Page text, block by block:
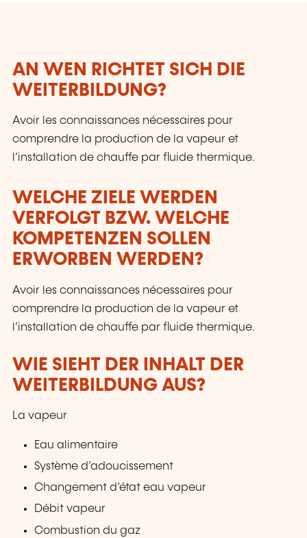
AN WEN RICHTET SICH DIE
WEITERBILDUNG?
Avoir les connaissances nécessaires pour
comprendre la production de la vapeur et
l’installation de chauffe par fluide thermique.
WELCHE ZIELE WERDEN
VERFOLGT BZW. WELCHE
KOMPETENZEN SOLLEN
ERWORBEN WERDEN?
Avoir les connaissances nécessaires pour
comprendre la production de la vapeur et
l’installation de chauffe par fluide thermique.
WIE SIEHT DER INHALT DER
WEITERBILDUNG AUS?
La vapeur
Eau alimentaire
Système d’adoucissement
Changement d’état eau vapeur
Débit vapeur
Combustion du gaz